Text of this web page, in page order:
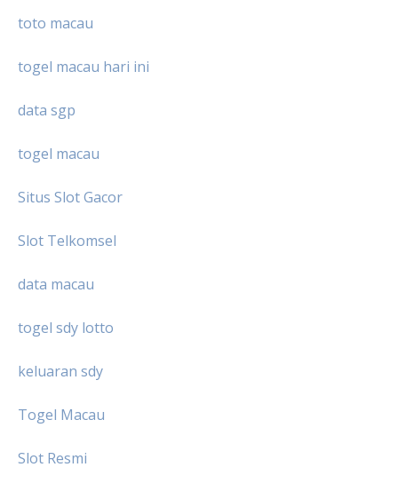
toto macau
togel macau hari ini
data sgp
togel macau
Situs Slot Gacor
Slot Telkomsel
data macau
togel sdy lotto
keluaran sdy
Togel Macau
Slot Resmi